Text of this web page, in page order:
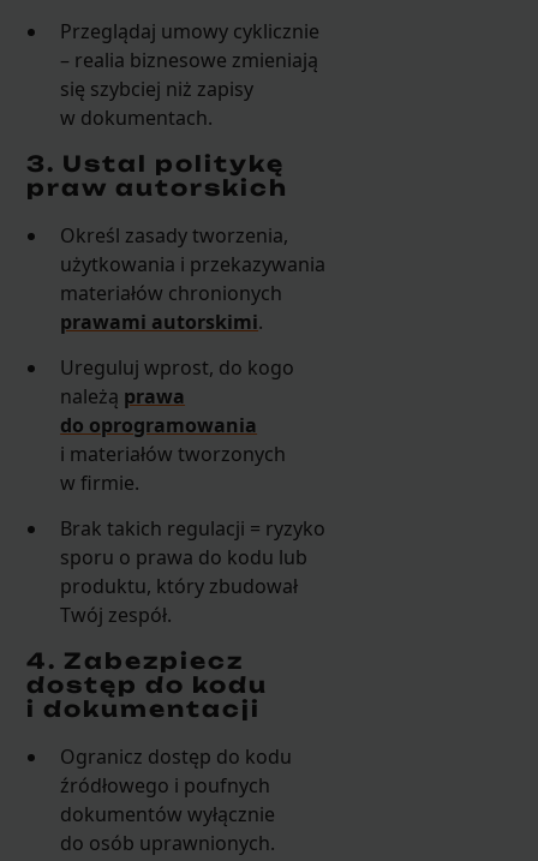
Przeglądaj umowy cyklicznie
– realia biznesowe zmieniają
się szybciej niż zapisy
w dokumentach.
3. Ustal politykę
praw autorskich
Określ zasady tworzenia,
użytkowania i przekazywania
materiałów chronionych
prawami autorskimi.
Ureguluj wprost, do kogo
należą prawa
do oprogramowania
i materiałów tworzonych
w firmie.
Brak takich regulacji = ryzyko
sporu o prawa do kodu lub
produktu, który zbudował
Twój zespół.
4. Zabezpiecz
dostęp do kodu
i dokumentacji
Ogranicz dostęp do kodu
źródłowego i poufnych
dokumentów wyłącznie
do osób uprawnionych.